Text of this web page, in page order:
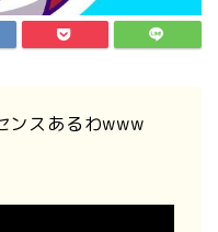
ンスあるわwww